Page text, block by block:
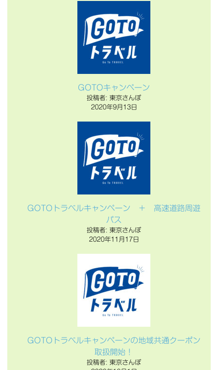
GOTOキャンペーン
投稿者: 東京さんぽ
2020年9月13日
GOTOトラベルキャンペーン ＋ 高速道路周遊
パス
投稿者: 東京さんぽ
2020年11月17日
GOTOトラベルキャンペーンの地域共通クーポン
取扱開始！
投稿者: 東京さんぽ